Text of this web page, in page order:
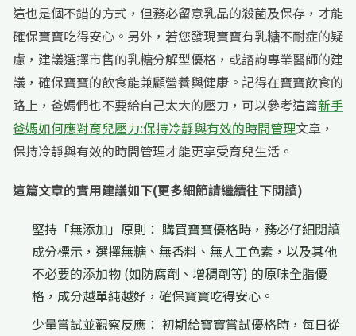
這也是個不錯的方式，但務必留意乳品的殺菌及保存，才能
確保寶寶吃得安心。另外，若您發現寶寶有乳糖不耐症的疑
慮，建議選擇市售的乳糖分解型優格，或諮詢專業醫師的建
議，確保寶寶的飲食能兼顧營養與健康。記得在寶寶飲食的
路上，爸媽們也不要給自己太大的壓力，可以參考這篇新手
爸媽如何應對育兒壓力:保持冷靜與有效的時間管理文章，
保持冷靜與有效的時間管理才能更享受育兒生活。
這篇文章的實用建議如下(更多細節請繼續往下閱讀)
堅持「無添加」原則： 購買寶寶優格時，務必仔細閱讀
成分標示，選擇無糖、無香料、無人工色素，以及其他
不必要的添加物 (如防腐劑、增稠劑等) 的原味全脂優
格，成分越單純越好，確保寶寶吃得安心。
少量嘗試並觀察反應： 初期給寶寶嘗試優格時，每日從